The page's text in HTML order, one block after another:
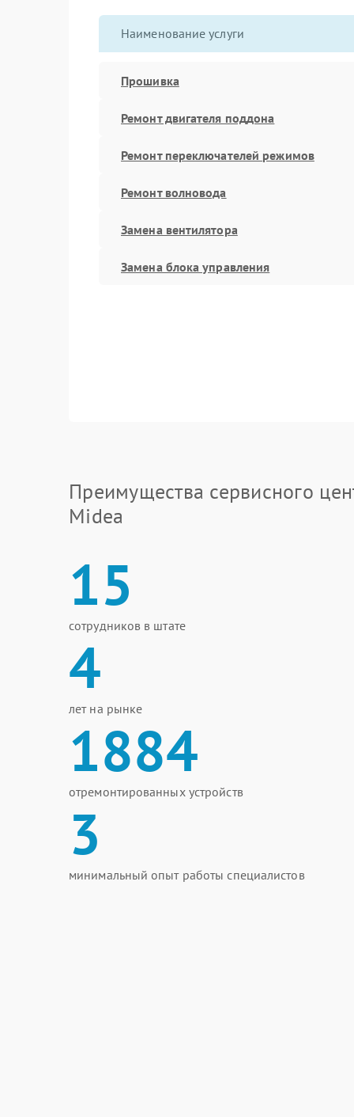
Наименование услуги
Прошивка
Ремонт двигателя поддона
Ремонт переключателей режимов
Ремонт волновода
Замена вентилятора
Замена блока управления
Преимущества сервисного
Midea
15
сотрудников в штате
4
лет на рынке
1884
отремонтированных устройств
3
минимальный опыт работы специалистов